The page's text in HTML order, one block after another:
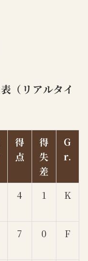
（リアルタイ
得
点
得
失
差
G
r.
4 1 K
7 0 F